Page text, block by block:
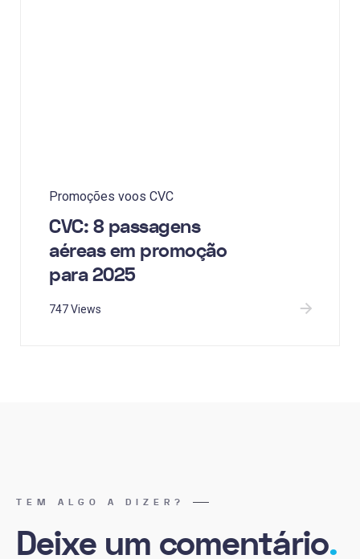
Promoções voos CVC
CVC: 8 passagens
aéreas em promoção
para 2025
747 Views
TEM ALGO A DIZER?
Deixe um comentário.